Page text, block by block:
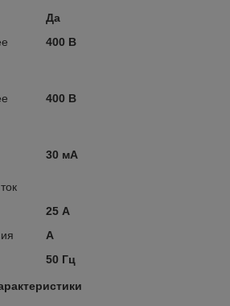
Да
400 В
400 В
30 мА
25 А
А
50 Гц